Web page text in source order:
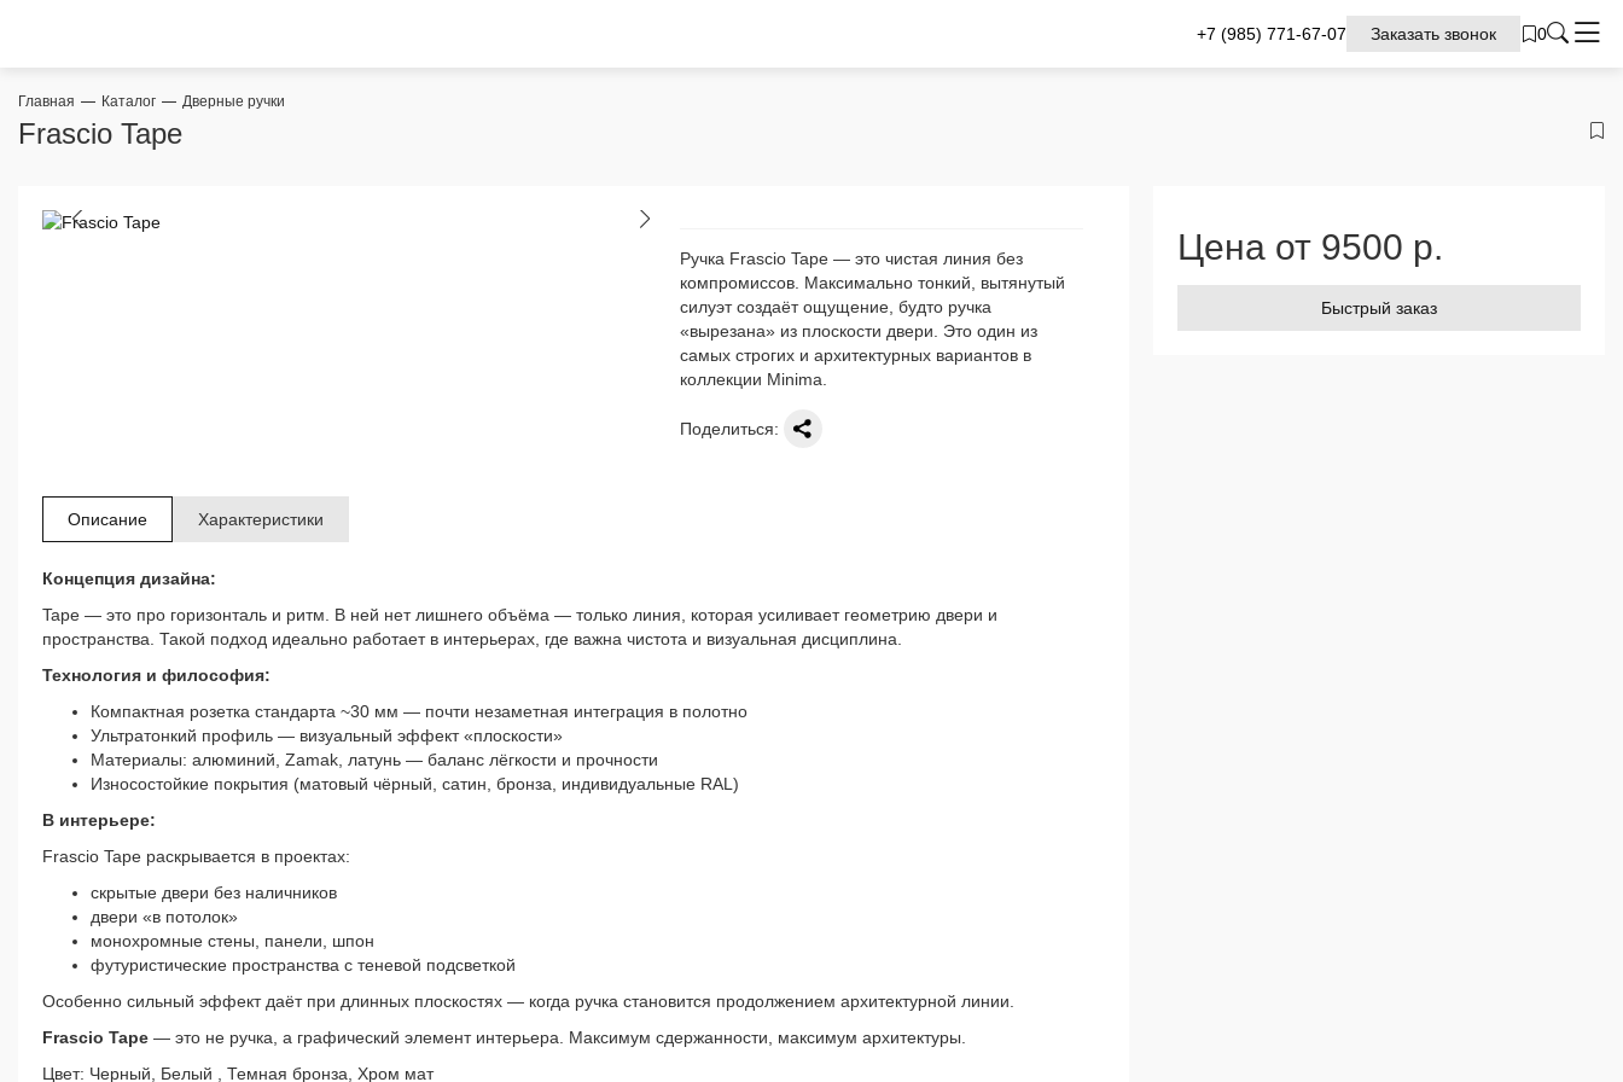
+7 (985) 771-67-07 Заказать звонок 0
Главная Каталог Дверные ручки
Frascio Tape
Ручка Frascio Tape — это чистая линия без
компромиссов. Максимально тонкий, вытянутый
силуэт создаёт ощущение, будто ручка
«вырезана» из плоскости двери. Это один из
самых строгих и архитектурных вариантов в
коллекции Minima.
Поделиться:
Цена от 9500 р.
Быстрый заказ
Описание Характеристики
Концепция дизайна:
Tape — это про горизонталь и ритм. В ней нет лишнего объёма — только линия, которая усиливает геометрию двери и
пространства. Такой подход идеально работает в интерьерах, где важна чистота и визуальная дисциплина.
Технология и философия:
Компактная розетка стандарта ~30 мм — почти незаметная интеграция в полотно
Ультратонкий профиль — визуальный эффект «плоскости»
Материалы: алюминий, Zamak, латунь — баланс лёгкости и прочности
Износостойкие покрытия (матовый чёрный, сатин, бронза, индивидуальные RAL)
В интерьере:
Frascio Tape раскрывается в проектах:
скрытые двери без наличников
двери «в потолок»
монохромные стены, панели, шпон
футуристические пространства с теневой подсветкой
Особенно сильный эффект даёт при длинных плоскостях — когда ручка становится продолжением архитектурной линии.
Frascio Tape — это не ручка, а графический элемент интерьера. Максимум сдержанности, максимум архитектуры.
Цвет: Черный, Белый , Темная бронза, Хром мат